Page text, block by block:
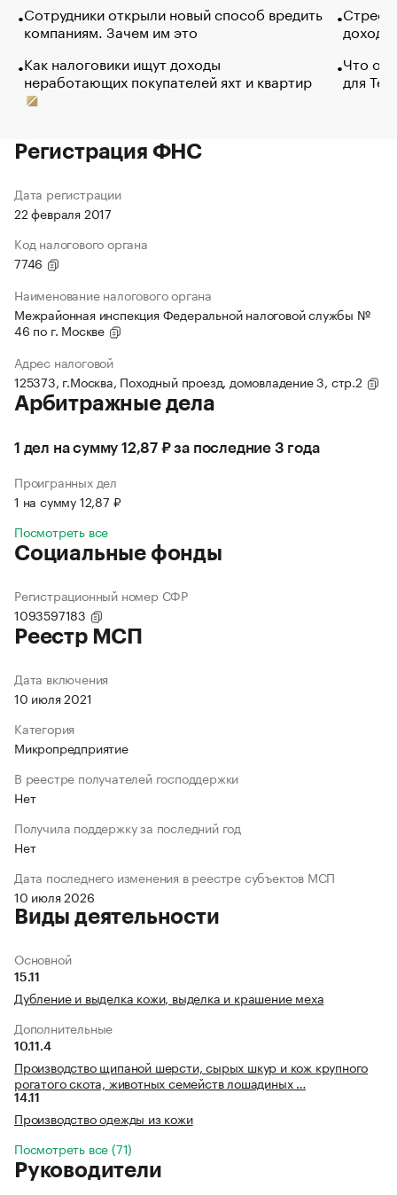
Сотрудники открыли новый способ вредить
компаниям. Зачем им это
Как налоговики ищут доходы
неработающих покупателей яхт и квартир
Что
для
Регистрация ФНС
Дата регистрации
22 февраля 2017
Код налогового органа
7746
Наименование налогового органа
Межрайонная инспекция Федеральной налоговой службы №
46 по г. Москве
Адрес налоговой
125373, г.Москва, Походный проезд, домовладение 3, стр.2
Арбитражные дела
1 дел на сумму 12,87 ₽ за последние 3 года
Проигранных дел
1 на сумму 12,87 ₽
Посмотреть все
Социальные фонды
Регистрационный номер СФР
1093597183
Реестр МСП
Дата включения
10 июля 2021
Категория
Микропредприятие
В реестре получателей господдержки
Нет
Получила поддержку за последний год
Нет
Дата последнего изменения в реестре субъектов МСП
10 июля 2026
Виды деятельности
Основной
15.11
Дубление и выделка кожи, выделка и крашение меха
Дополнительные
10.11.4
Производство щипаной шерсти, сырых шкур и кож крупного
рогатого скота, животных семейств лошадиных …
14.11
Производство одежды из кожи
Посмотреть все (71)
Руководители